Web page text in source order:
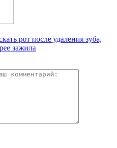
рот после удаления зуба,
зажила